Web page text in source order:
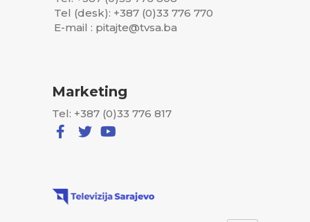
Tel (desk): +387 (0)33 776 770
E-mail : pitajte@tvsa.ba
Marketing
Tel: +387 (0)33 776 817